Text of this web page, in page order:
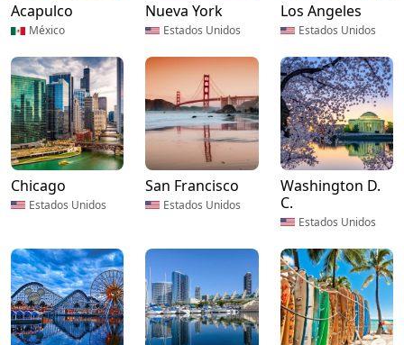
Acapulco
México
Nueva York
Estados Unidos
Los Angeles
Estados Unidos
Chicago
Estados Unidos
San Francisco
Estados Unidos
Washington D.
C.
Estados Unidos